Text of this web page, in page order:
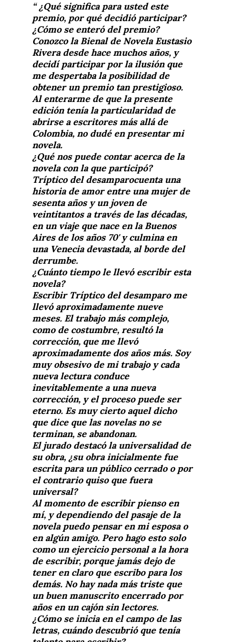
¿Qué significa para usted este
premio, por qué decidió participar?
¿Cómo se enteró del premio?
Conozco la Bienal de Novela Eustasio
Rivera desde hace muchos años, y
decidí participar por la ilusión que
me despertaba la posibilidad de
obtener un premio tan prestigioso.
Al enterarme de que la presente
edición tenía la particularidad de
abrirse a escritores más allá de
Colombia, no dudé en presentar mi
novela.
¿Qué nos puede contar acerca de la
novela con la que participó?
Tríptico del desamparocuenta una
historia de amor entre una mujer de
sesenta años y un joven de
veintitantos a través de las décadas,
en un viaje que nace en la Buenos
Aires de los años 70' y culmina en
una Venecia devastada, al borde del
derrumbe.
¿Cuánto tiempo le llevó escribir esta
novela?
Escribir Tríptico del desamparo me
llevó aproximadamente nueve
meses. El trabajo más complejo,
como de costumbre, resultó la
corrección, que me llevó
aproximadamente dos años más. Soy
muy obsesivo de mi trabajo y cada
nueva lectura conduce
inevitablemente a una nueva
corrección, y el proceso puede ser
eterno. Es muy cierto aquel dicho
que dice que las novelas no se
terminan, se abandonan.
El jurado destacó la universalidad de
su obra, ¿su obra inicialmente fue
escrita para un público cerrado o por
el contrario quiso que fuera
universal?
Al momento de escribir pienso en
mí, y dependiendo del pasaje de la
novela puedo pensar en mi esposa o
en algún amigo. Pero hago esto solo
como un ejercicio personal a la hora
de escribir, porque jamás dejo de
tener en claro que escribo para los
demás. No hay nada más triste que
un buen manuscrito encerrado por
años en un cajón sin lectores.
¿Cómo se inicia en el campo de las
letras, cuándo descubrió que tenía